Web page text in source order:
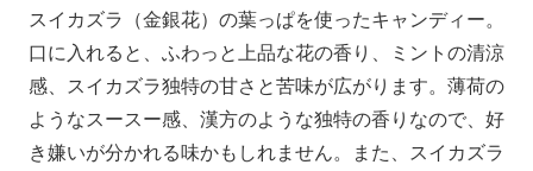
スイカズラ（金銀花）の葉っぱを使ったキャンディー。
口に入れると、ふわっと上品な花の香り、ミントの清涼
感、スイカズラ独特の甘さと苦味が広がります。薄荷の
ようなスースー感、漢方のような独特の香りなので、好
き嫌いが分かれる味かもしれません。また、スイカズラ